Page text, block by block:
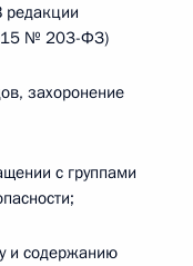
редакции
№ 203-ФЗ)
захоронение
с группами
и содержанию